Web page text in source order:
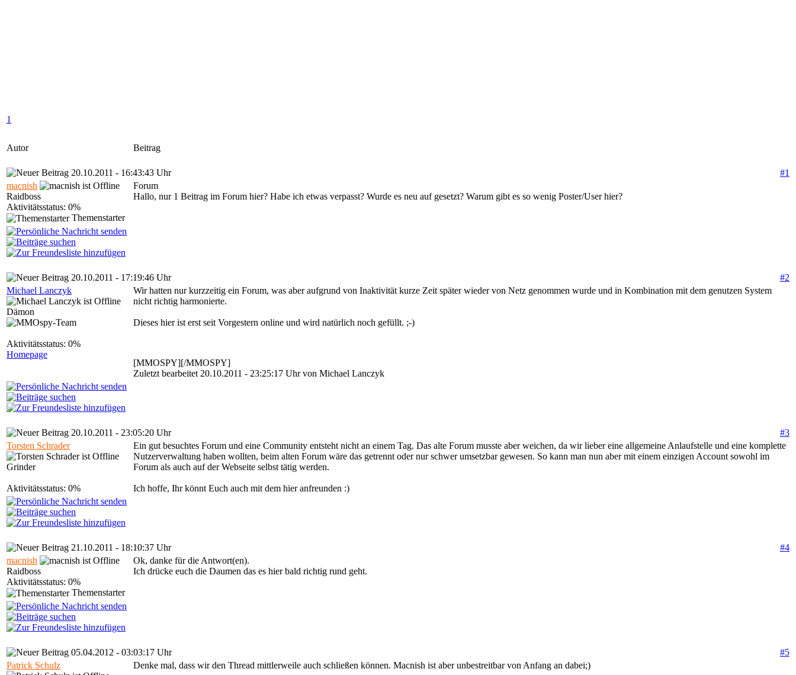
1
Autor Beitrag
#1
20.10.2011 - 16:43:43 Uhr
macnish
Raidboss
Aktivitätsstatus: 0%
Themenstarter
Forum
Hallo, nur 1 Beitrag im Forum hier? Habe ich etwas verpasst? Wurde es neu auf gesetzt? Warum gibt es so wenig Poster/User hier?
#2
20.10.2011 - 17:19:46 Uhr
Michael Lanczyk
Dämon
Aktivitätsstatus: 0%
Homepage
Wir hatten nur kurzzeitig ein Forum, was aber aufgrund von Inaktivität kurze Zeit später wieder von Netz genommen wurde und in Kombination mit dem genutzen System
nicht richtig harmonierte.
Dieses hier ist erst seit Vorgestern online und wird natürlich noch gefüllt. ;-)
[MMOSPY][/MMOSPY]
Zuletzt bearbeitet 20.10.2011 - 23:25:17 Uhr von Michael Lanczyk
#3
20.10.2011 - 23:05:20 Uhr
Torsten Schrader
Grinder
Aktivitätsstatus: 0%
Ein gut besuchtes Forum und eine Community entsteht nicht an einem Tag. Das alte Forum musste aber weichen, da wir lieber eine allgemeine Anlaufstelle und eine komplette
Nutzerverwaltung haben wollten, beim alten Forum wäre das getrennt oder nur schwer umsetzbar gewesen. So kann man nun aber mit einem einzigen Account sowohl im
Forum als auch auf der Webseite selbst tätig werden.
Ich hoffe, Ihr könnt Euch auch mit dem hier anfreunden :)
#4
21.10.2011 - 18:10:37 Uhr
macnish
Raidboss
Aktivitätsstatus: 0%
Themenstarter
Ok, danke für die Antwort(en).
Ich drücke euch die Daumen das es hier bald richtig rund geht.
#5
05.04.2012 - 03:03:17 Uhr
Patrick Schulz
Denke mal, dass wir den Thread mittlerweile auch schließen können. Macnish ist aber unbestreitbar von Anfang an dabei;)